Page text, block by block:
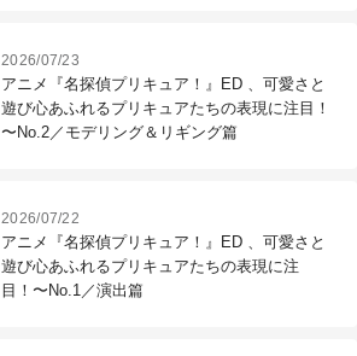
2026/07/23
アニメ『名探偵プリキュア！』ED 、可愛さと
遊び心あふれるプリキュアたちの表現に注目！
〜No.2／モデリング＆リギング篇
2026/07/22
アニメ『名探偵プリキュア！』ED 、可愛さと
遊び心あふれるプリキュアたちの表現に注
目！〜No.1／演出篇